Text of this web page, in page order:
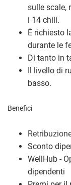
sulle scale,
i 14 chili.
È richiesto
durante le
Di tanto in
Il livello di
basso.
Benefici
Sconto
WellHub -
dipendenti